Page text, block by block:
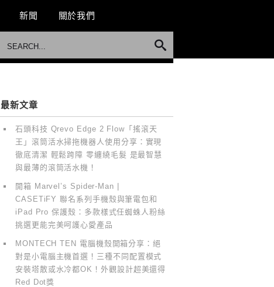
新聞 關於我們
最新文章
石頭科技 Qrevo Edge 2 Flow「搖滾天
王」滾筒活水掃拖機器人使用分享：實現
徹底清潔 輕鬆跨障 零纏繞毛髮 是最智慧
與最薄的滾筒活水機！
開箱 Marvel’s Spider-Man |
CASETiFY 聯名系列手機殼與筆電包和
iPad Pro 保護殼：多款樣式任蜘蛛人粉絲
挑選更能完美呵護心愛產品
MONTECH TEN 電腦機殼開箱分享：絕
對是小電腦主機首選！三種不同配置模式
安裝塔散或水冷都OK！外觀設計超美還得
Red Dot獎